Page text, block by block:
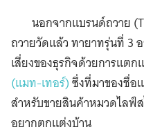
นอกจากแบรนด์ถวาย
ถวายวัดแล้ว ทายาทรุ่นที่ 3
เสี่ยงของธุรกิจด้วยการแต
(แมท-เทอร์)ซึ่งที่มาของชื่อ
สำหรับขายสินค้าหมวดไลฟ์
อยากตกแต่งบ้าน